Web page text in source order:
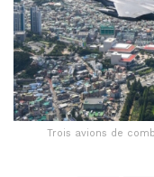
Trois avions de